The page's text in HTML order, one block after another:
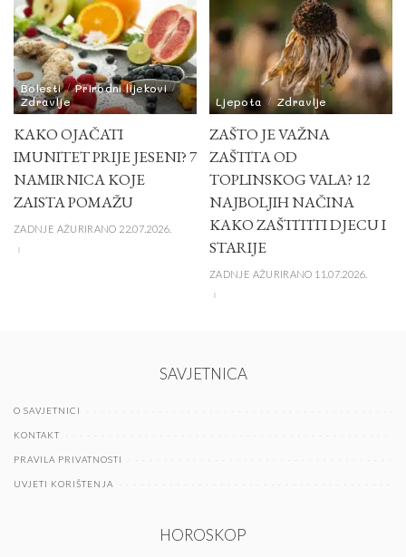
Bolesti
Prirodni lijekovi
Zdravlje
KAKO OJAČATI
IMUNITET PRIJE JESENI? 7
NAMIRNICA KOJE
ZAISTA POMAŽU
ZADNJE AŽURIRANO 22.07.2026.
Ljepota Zdravlje
ZAŠTO JE VAŽNA
ZAŠTITA OD
TOPLINSKOG VALA? 12
NAJBOLJIH NAČINA
KAKO ZAŠTITITI DJECU I
STARIJE
ZADNJE AŽURIRANO 11.07.2026.
SAVJETNICA
O SAVJETNICI
KONTAKT
PRAVILA PRIVATNOSTI
UVJETI KORIŠTENJA
HOROSKOP